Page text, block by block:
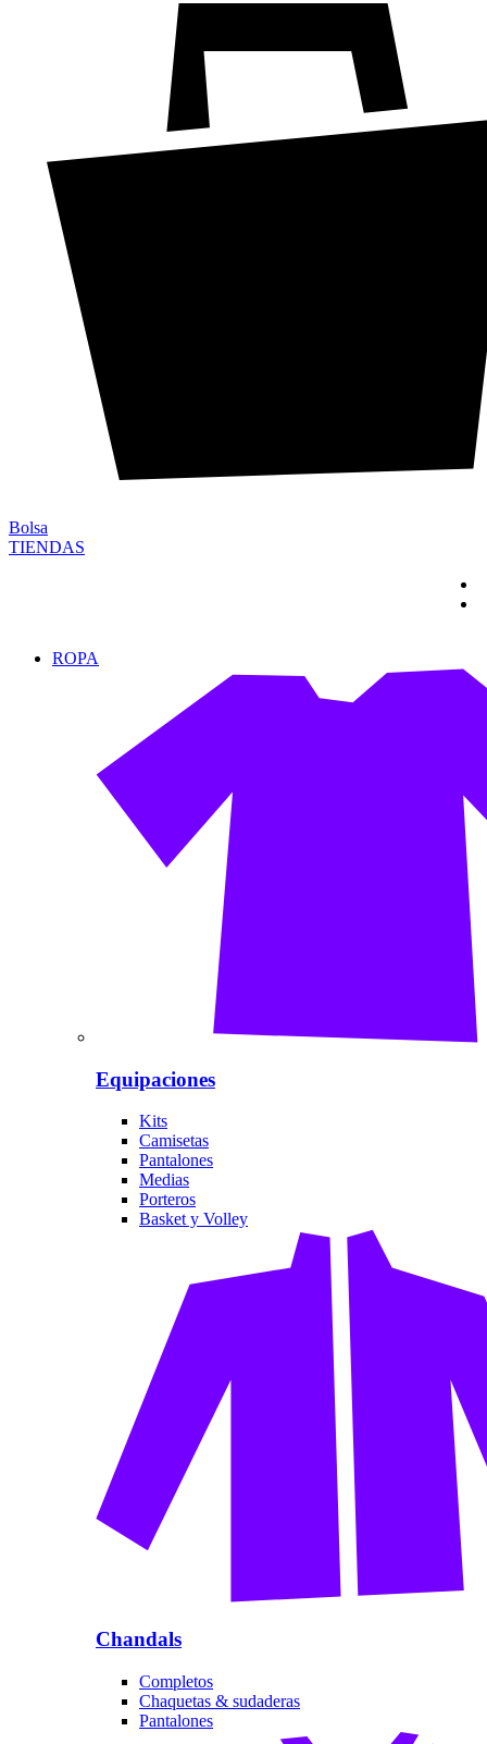
Bolsa
TIENDAS
ROPA
Equipaciones
Kits
Camisetas
Pantalones
Medias
Porteros
Basket y Volley
Chandals
Completos
Chaquetas & sudaderas
Pantalones